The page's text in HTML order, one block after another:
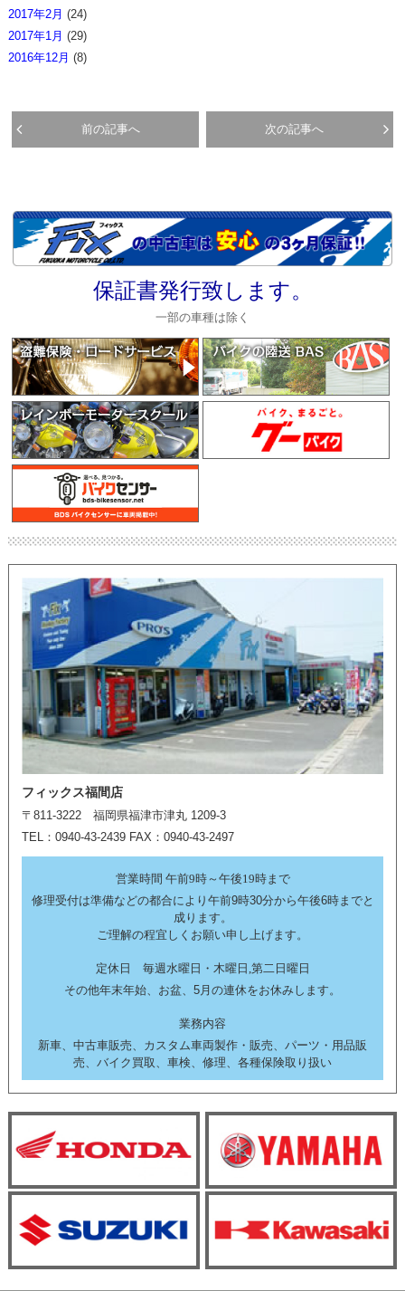
2017年2月 (24)
2017年1月 (29)
2016年12月 (8)
前の記事へ 次の記事へ
保証書発行致します。
一部の車種は除く
フィックス福間店
〒811-3222 福岡県福津市津丸 1209-3
TEL：0940-43-2439 FAX：0940-43-2497
営業時間 午前9時～午後19時まで
修理受付は準備などの都合により午前9時30分から午後6時までと
成ります。
ご理解の程宜しくお願い申し上げます。
定休日 毎週水曜日・木曜日,第二日曜日
その他年末年始、お盆、5月の連休をお休みします。
業務内容
新車、中古車販売、カスタム車両製作・販売、パーツ・用品販
売、バイク買取、車検、修理、各種保険取り扱い